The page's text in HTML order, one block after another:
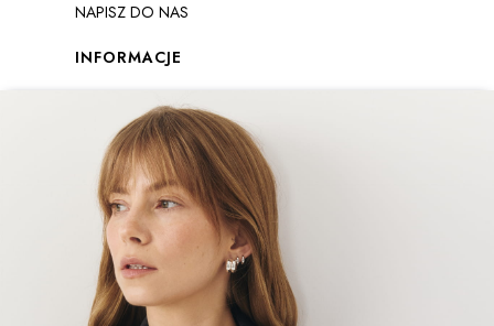
NAPISZ DO NAS
INFORMACJE
Formularz zwrotu
Polityka prywatności
Zwroty i reklamacje